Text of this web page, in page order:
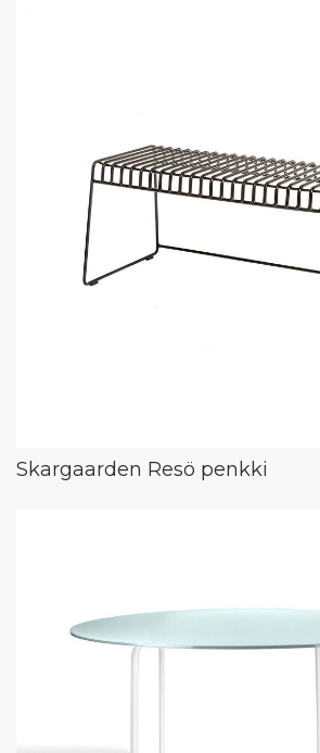
Skargaarden Resö penkki